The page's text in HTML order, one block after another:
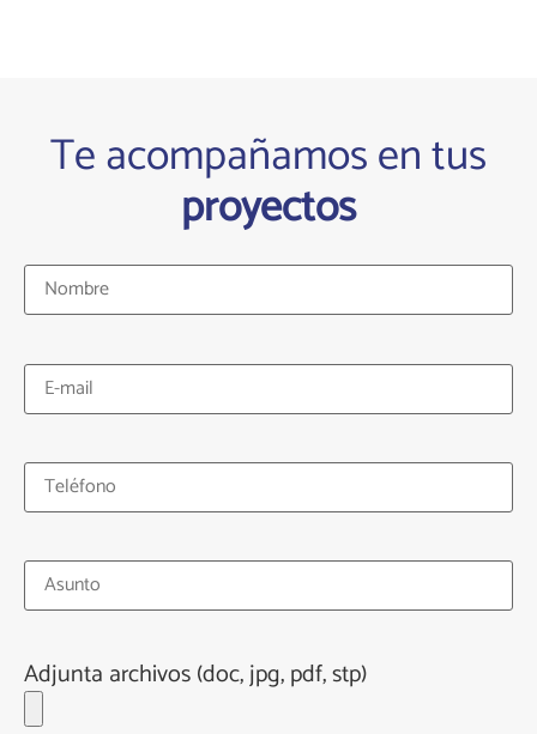
Te acompañamos en tus
proyectos
Adjunta archivos (doc, jpg, pdf, stp)